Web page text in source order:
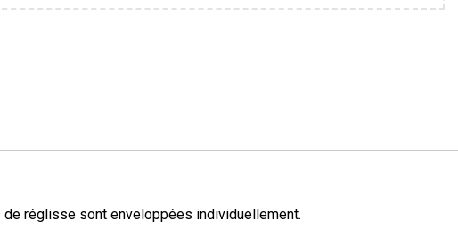
réglisse sont enveloppées individuellement.